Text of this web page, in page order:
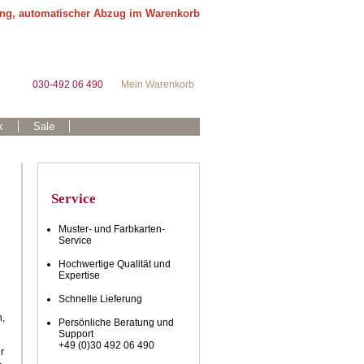
automatischer Abzug im Warenkorb
Mein Warenkorb
030-492 06 490
Sale
Service
Muster- und Farbkarten-
Service
Hochwertige Qualität und
Expertise
Schnelle Lieferung
Persönliche Beratung und
Support
+49 (0)30 492 06 490